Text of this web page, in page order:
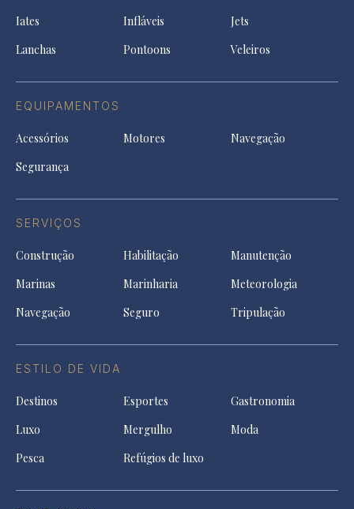
Iates Infláveis
Jets
Lanchas
Pontoons Veleiros
EQUIPAMENTOS
Acessórios Motores
Navegação
Segurança
SERVIÇOS
Construção Habilitação
Manutenção
Marinas
Marinharia
Meteorologia
Navegação
Seguro Tripulação
ESTILO DE VIDA
Destinos Esportes
Gastronomia
Luxo
Mergulho
Moda
Pesca
Refúgios de luxo